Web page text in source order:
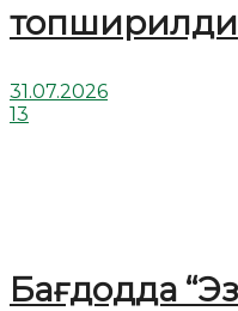
топширилди
31.07.2026
13
Бағдодда